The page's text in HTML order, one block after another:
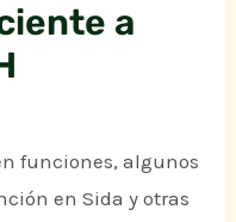
a
funciones, algunos
en Sida y otras